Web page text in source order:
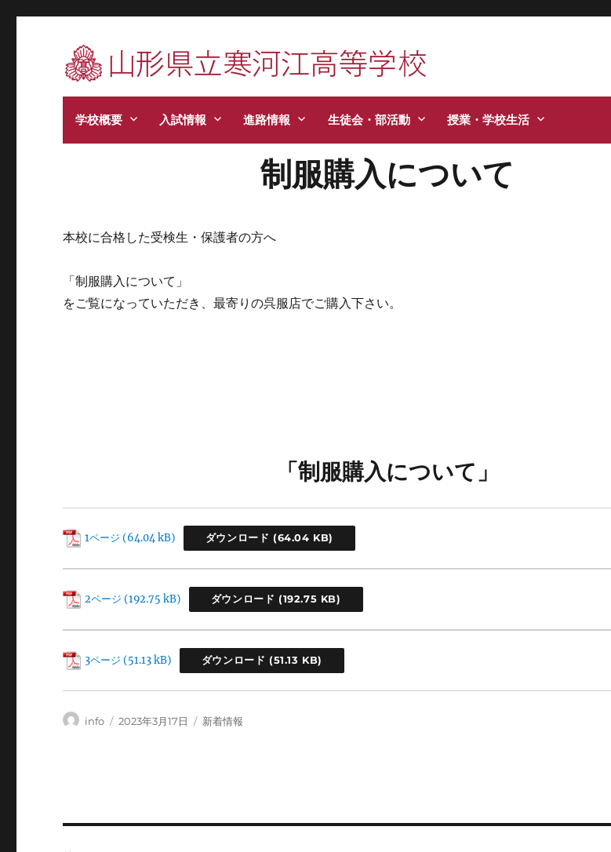
寒河江高校です。学校からのお知らせ、学校生活などお知らせします。
学校概要 入試情報 進路情報 生徒会・部活動 授業・学校生活
制服購入について
本校に合格した受検生・保護者の方へ
「制服購入について」
をご覧になっていただき、最寄りの呉服店でご購入下さい。
「制服購入について」
1ページ ダウンロード
2ページ ダウンロード
3ページ ダウンロード
投
info
投
2023年3月17日
カ
新着情報